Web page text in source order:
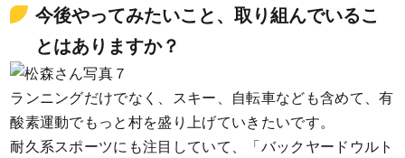
今後やってみたいこと、取り組んでいるこ
とはありますか？
ランニングだけでなく、スキー、自転車なども含めて、有
酸素運動でもっと村を盛り上げていきたいです。
耐久系スポーツにも注目していて、「バックヤードウルト